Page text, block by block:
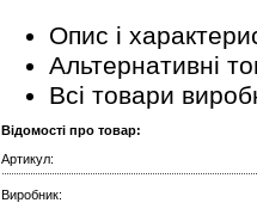
Опис і
Альтернативні
Всі товари
Відомості про товар:
Артикул:
Виробник: